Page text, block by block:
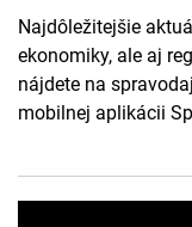
Najdôležitejšie
ekonomiky, ale aj
nájdete na
mobilnej aplikácii